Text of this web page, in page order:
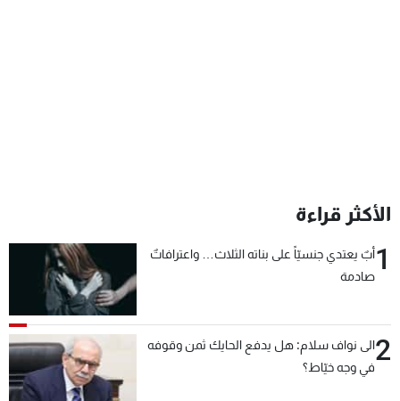
الأكثر قراءة
1أبٌ يعتدي جنسيّاً على بناته الثلاث… واعترافاتٌ
صادمة
2الى نواف سلام: هل يدفع الحايك ثمن وقوفه
في وجه خيّاط؟